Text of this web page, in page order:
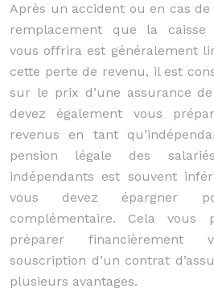
Après un accident ou en cas
remplacement que la caisse
vous offrira est généralement
cette perte de revenu, il est
sur le prix d’une assurance
devez également vous
revenus en tant
pension légale des
indépendants est souvent
vous devez épargner
complémentaire. Cela vous
préparer
souscription d’un contrat
plusieurs avantages.